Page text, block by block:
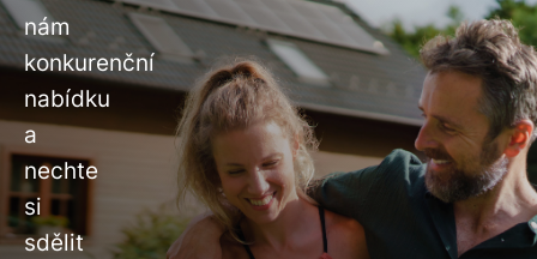
nám
konkurenční
nabídku
a
nechte
si
sdělit